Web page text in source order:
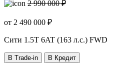
2 990 000 ₽
от 2 490 000 ₽
Сити 1.5T 6AT (163 л.с.) FWD
В Trade-in В Кредит